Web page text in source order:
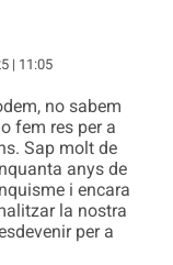
| 11:05
no sabem
fem res per a
Sap molt de
anys de
i encara
la nostra
per a